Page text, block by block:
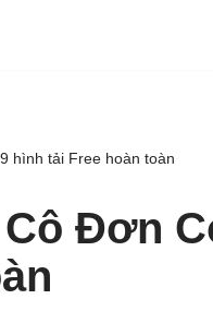
hình tải Free hoàn toàn
Đơn